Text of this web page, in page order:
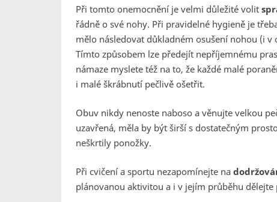
Při tomto onemocnění je velmi důležité volit
řádně o své nohy. Při pravidelné hygieně je
mělo následovat důkladném osušení nohou (i
Tímto způsobem lze předejít nepříjemnému
námaze myslete též na to, že každé malé
i malé škrábnutí pečlivě ošetřit.
Obuv nikdy nenoste naboso a věnujte velkou
uzavřená, měla by být širší s dostatečným
neškrtily ponožky.
Při cvičení a sportu nezapomínejte na
plánovanou aktivitou a i v jejím průběhu dělejte